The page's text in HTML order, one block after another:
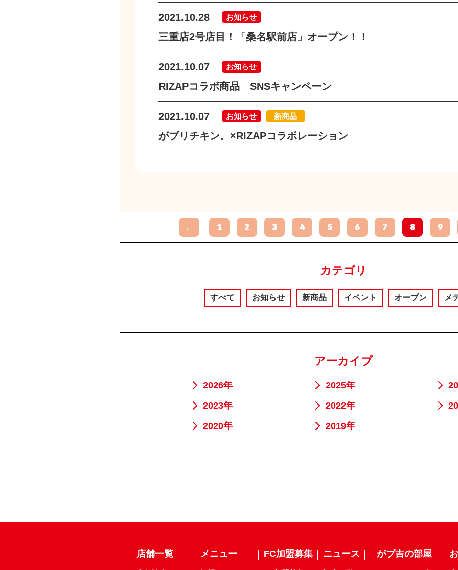
2021.10.28 お知らせ
三重店2号店目！「桑名駅前店」オープン！！
2021.10.07 お知らせ
RIZAPコラボ商品 SNSキャンペーン
2021.10.07 お知らせ 新商品
がブリチキン。×RIZAPコラボレーション
← 1 2 3 4 5 6 7 8 9
カテゴリ
すべて お知らせ 新商品 イベント オープン メ
アーカイブ
2026年 2025年
2023年
2022年
2020年
2019年
店舗一覧 メニュー FC加盟募集 ニュース がブ吉の部屋